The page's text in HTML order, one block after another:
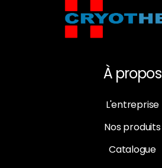
À propos
L'entreprise
Nos produits
Catalogue